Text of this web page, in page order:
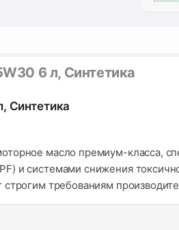
6 л, Синтетика
Синтетика
масло премиум-класса,
и системами снижения
требованиям